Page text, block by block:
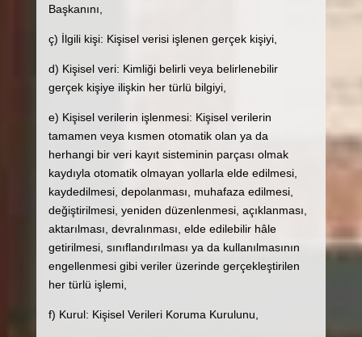
Başkanını,
ç) İlgili kişi: Kişisel verisi işlenen gerçek kişiyi,
d) Kişisel veri: Kimliği belirli veya belirlenebilir
gerçek kişiye ilişkin her türlü bilgiyi,
e) Kişisel verilerin işlenmesi: Kişisel verilerin
tamamen veya kısmen otomatik olan ya da
herhangi bir veri kayıt sisteminin parçası olmak
kaydıyla otomatik olmayan yollarla elde edilmesi,
kaydedilmesi, depolanması, muhafaza edilmesi,
değiştirilmesi, yeniden düzenlenmesi, açıklanması,
aktarılması, devralınması, elde edilebilir hâle
getirilmesi, sınıflandırılması ya da kullanılmasının
engellenmesi gibi veriler üzerinde gerçekleştirilen
her türlü işlemi,
f) Kurul: Kişisel Verileri Koruma Kurulunu,